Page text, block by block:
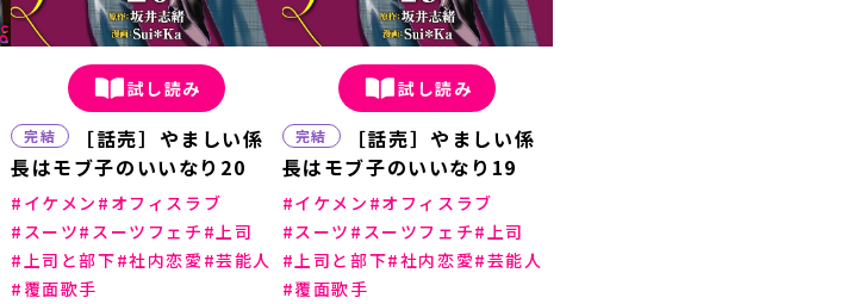
試し読み
完結
［話売］やましい係
長はモブ子のいいなり20
イケメン
オフィスラブ
スーツ
スーツフェチ
上司
上司と部下
社内恋愛
芸能人
覆面歌手
試し読み
完結
［話売］やましい係
長はモブ子のいいなり19
イケメン
オフィスラブ
スーツ
スーツフェチ
上司
上司と部下 社内恋愛 芸能人
覆面歌手